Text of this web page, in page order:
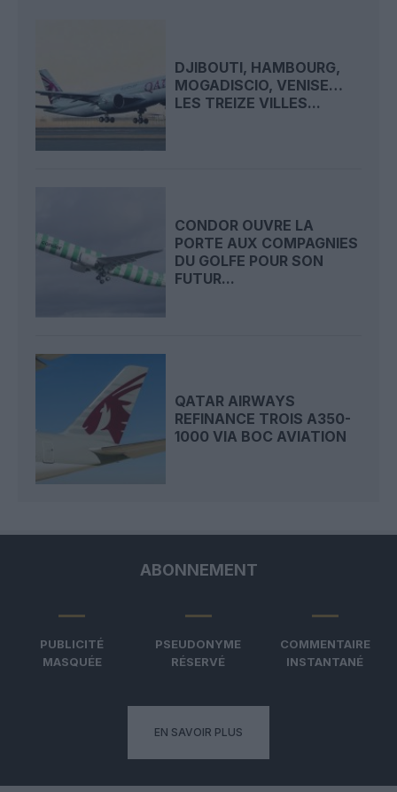
DJIBOUTI, HAMBOURG,
MOGADISCIO, VENISE…
LES TREIZE VILLES...
CONDOR OUVRE LA
PORTE AUX COMPAGNIES
DU GOLFE POUR SON
FUTUR...
QATAR AIRWAYS
REFINANCE TROIS A350-
1000 VIA BOC AVIATION
ABONNEMENT
PUBLICITÉ
MASQUÉE
PSEUDONYME
RÉSERVÉ
COMMENTAIRE
INSTANTANÉ
EN SAVOIR PLUS